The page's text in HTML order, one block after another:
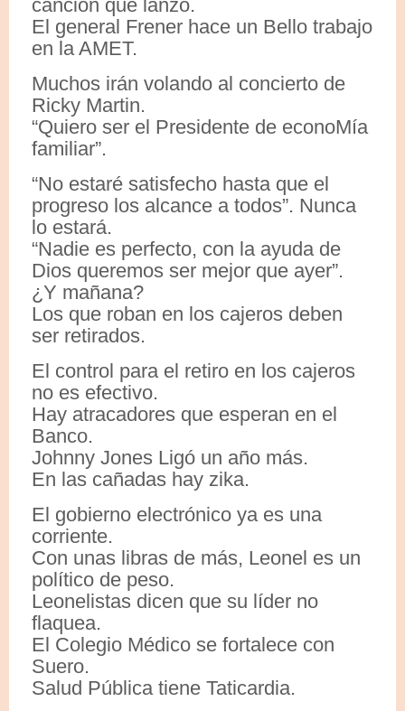
canción que lanzó.
El general Frener hace un Bello trabajo
en la AMET.
Muchos irán volando al concierto de
Ricky Martin.
“Quiero ser el Presidente de econoMía
familiar”.
“No estaré satisfecho hasta que el
progreso los alcance a todos”. Nunca
lo estará.
“Nadie es perfecto, con la ayuda de
Dios queremos ser mejor que ayer”.
¿Y mañana?
Los que roban en los cajeros deben
ser retirados.
El control para el retiro en los cajeros
no es efectivo.
Hay atracadores que esperan en el
Banco.
Johnny Jones Ligó un año más.
En las cañadas hay zika.
El gobierno electrónico ya es una
corriente.
Con unas libras de más, Leonel es un
político de peso.
Leonelistas dicen que su líder no
flaquea.
El Colegio Médico se fortalece con
Suero.
Salud Pública tiene Taticardia.